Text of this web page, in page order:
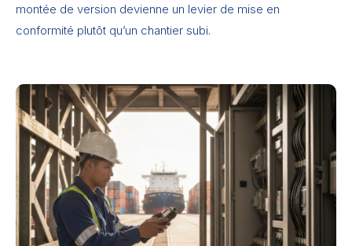
montée de version devienne un levier de mise en
conformité plutôt qu’un chantier subi.